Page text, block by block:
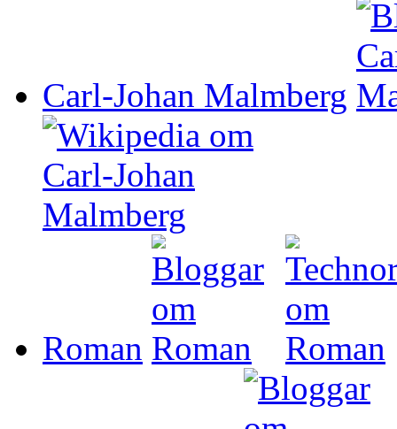
Carl-Johan Malmberg
Roman